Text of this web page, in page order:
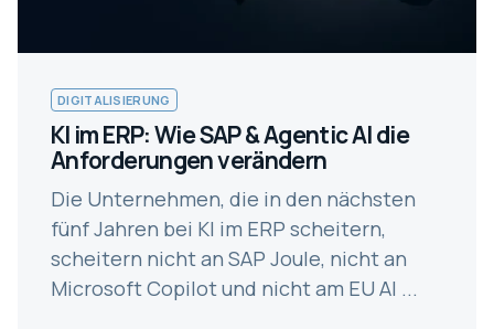
DIGITALISIERUNG
KI im ERP: Wie SAP & Agentic AI die
Anforderungen verändern
Die Unternehmen, die in den nächsten
fünf Jahren bei KI im ERP scheitern,
scheitern nicht an SAP Joule, nicht an
Microsoft Copilot und nicht am EU AI ...